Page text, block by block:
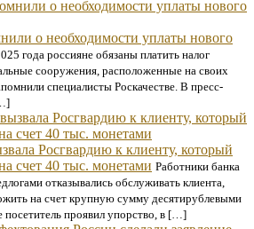
о необходимости уплаты нового
года россияне обязаны платить налог
сооружения, расположенные на своих
специалисты Роскачестве. В пресс-
Росгвардию к клиенту, который
счет 40 тыс. монетами Работники банка
отказывались обслуживать клиента,
на счет крупную сумму десятирублевыми
посетитель проявил упорство, в […]